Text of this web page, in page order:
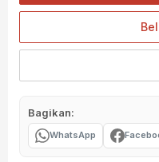
Bagikan:
WhatsApp